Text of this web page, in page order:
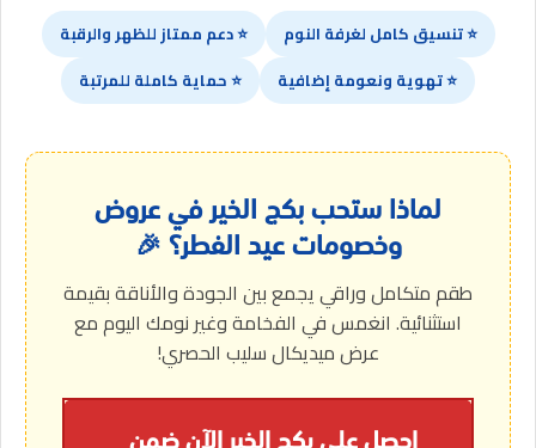
⭐ تنسيق كامل لغرفة النوم
⭐ دعم ممتاز للظهر والرقبة
⭐ تهوية ونعومة إضافية
⭐ حماية كاملة للمرتبة
لماذا ستحب بكج الخير في عروض
وخصومات عيد الفطر؟ 🎉
طقم متكامل وراقي يجمع بين الجودة والأناقة بقيمة
استثنائية. انغمس في الفخامة وغير نومك اليوم مع
عرض ميديكال سليب الحصري!
احصل على بكج الخير الآن ضمن